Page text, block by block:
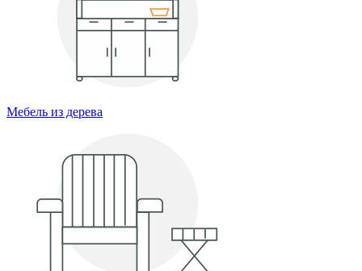
Мебель из дерева